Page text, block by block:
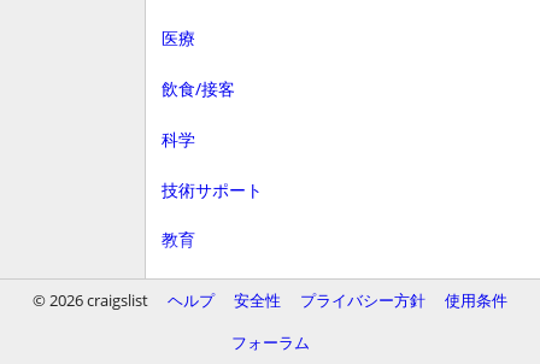
医療
飲食/接客
科学
技術サポート
教育
顧客サービス
© 2026 craigslist ヘルプ 安全性 プライバシー方針
使用条件
フォーラム